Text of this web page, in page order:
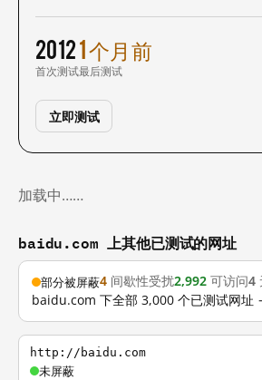
2012
首次测试
1 个月前
最后测试
立即测试
加载中……
baidu.com 上其他已测试的网址
部分被屏蔽4 间歇性受扰2,992 可访问4
baidu.com 下全部 3,000 个已测试网址
http://baidu.com
未屏蔽